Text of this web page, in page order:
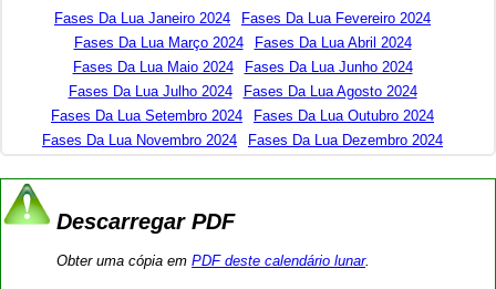
Fases Da Lua Janeiro 2024
Fases Da Lua Fevereiro 2024
Fases Da Lua Março 2024
Fases Da Lua Abril 2024
Fases Da Lua Maio 2024
Fases Da Lua Junho 2024
Fases Da Lua Julho 2024
Fases Da Lua Agosto 2024
Fases Da Lua Setembro 2024
Fases Da Lua Outubro 2024
Fases Da Lua Novembro 2024
Fases Da Lua Dezembro 2024
Descarregar PDF
Obter uma cópia em PDF deste calendário lunar.